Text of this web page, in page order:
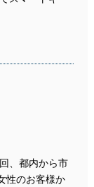
、都内から市
性のお客様か